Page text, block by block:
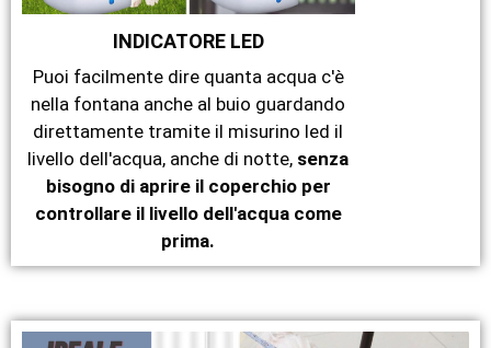
INDICATORE LED
Puoi facilmente dire quanta acqua c'è
nella fontana anche al buio guardando
direttamente tramite il misurino led il
livello dell'acqua, anche di notte, senza
bisogno di aprire il coperchio per
controllare il livello dell'acqua come
prima.